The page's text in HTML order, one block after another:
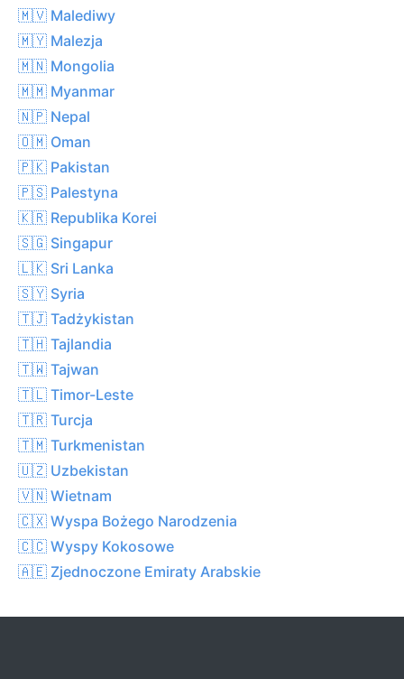
🇲🇻 Malediwy
🇲🇾 Malezja
🇲🇳 Mongolia
🇲🇲 Myanmar
🇳🇵 Nepal
🇴🇲 Oman
🇵🇰 Pakistan
🇵🇸 Palestyna
🇰🇷 Republika Korei
🇸🇬 Singapur
🇱🇰 Sri Lanka
🇸🇾 Syria
🇹🇯 Tadżykistan
🇹🇭 Tajlandia
🇹🇼 Tajwan
🇹🇱 Timor-Leste
🇹🇷 Turcja
🇹🇲 Turkmenistan
🇺🇿 Uzbekistan
🇻🇳 Wietnam
🇨🇽 Wyspa Bożego Narodzenia
🇨🇨 Wyspy Kokosowe
🇦🇪 Zjednoczone Emiraty Arabskie